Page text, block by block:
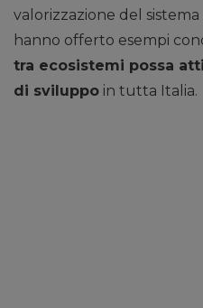
valorizzazione del sistema
hanno offerto esempi
tra ecosistemi possa
di sviluppo in tutta Italia.